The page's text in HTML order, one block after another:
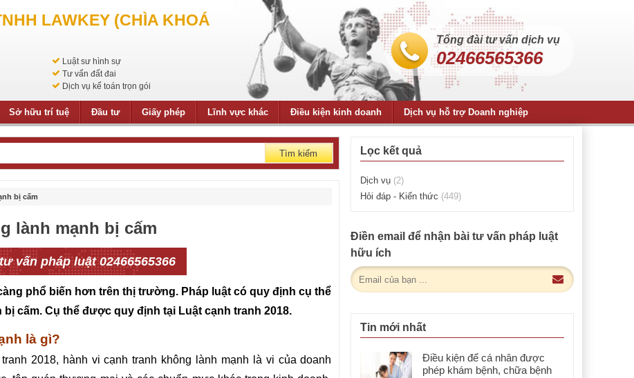
LAWKEY (CHÌA KHOÁ
Luật sư hình sự
Tư vấn đất đai
Dịch vụ kế toán trọn gói
Tổng đài tư vấn dịch vụ
02466565366
Sở hữu trí tuệ Đầu tư Giấy phép Lĩnh vực khác Điều kiện kinh doanh Dịch vụ hỗ trợ Doanh nghiệp
Tìm kiếm
bị cấm
lành mạnh bị cấm
vấn pháp luật 02466565366
phổ biến hơn trên thị trường. Pháp luật có quy định cụ thể
cấm. Cụ thể được quy định tại Luật cạnh tranh 2018.
là gì?
2018, hành vi cạnh tranh không lành mạnh là vi của doanh
Lọc kết quả
Dịch vụ (2)
Hỏi đáp - Kiến thức (449)
Điền email để nhận bài tư vấn pháp luật
hữu ích
Tin mới nhất
Điều kiện để cá nhân được
phép khám bệnh, chữa bệnh